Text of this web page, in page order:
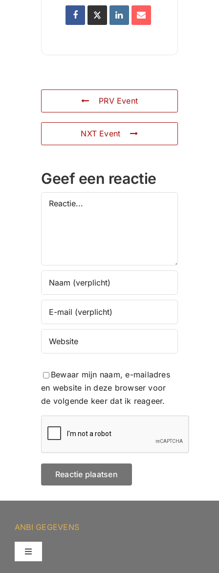
PRV Event
NXT Event
Geef een reactie
Bewaar mijn naam, e-mailadres
en website in deze browser voor
de volgende keer dat ik reageer.
ANBI GEGEVENS
Toggle